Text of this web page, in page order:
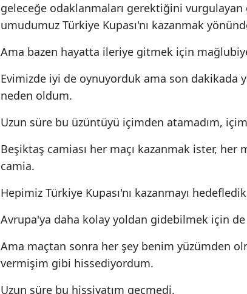
geleceğe odaklanmaları gerektiğini
umudumuz Türkiye Kupası'nı kazanmak
Ama bazen hayatta ileriye gitmek için
Evimizde iyi de oynuyorduk ama son dakikada
neden oldum.
Uzun süre bu üzüntüyü içimden atamadım,
Beşiktaş camiası her maçı kazanmak ister,
camia.
Hepimiz Türkiye Kupası'nı kazanmayı
Avrupa'ya daha kolay yoldan gidebilmek için
Ama maçtan sonra her şey benim yüzümden
vermişim gibi hissediyordum.
Uzun süre bu hissiyatım geçmedi.